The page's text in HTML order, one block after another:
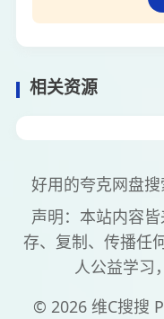
相关资源
好用的夸克网盘搜
声明：本站内容
存、复制、传播任
人公益学习
© 2026 维C搜搜